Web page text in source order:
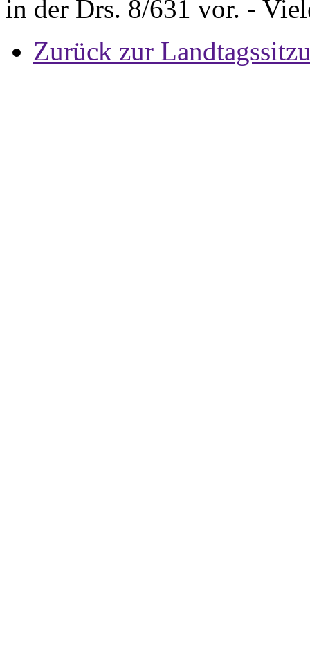
in der Drs. 8/631 vor. -
Zurück zur